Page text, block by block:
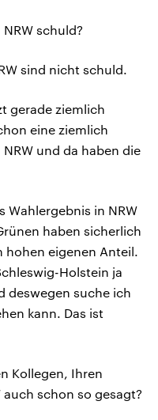
schuld?
sind nicht schuld.
gerade ziemlich
eine ziemlich
und da haben die
Wahlergebnis in NRW
haben sicherlich
hohen eigenen Anteil.
Holstein ja
deswegen suche ich
kann. Das ist
Kollegen, Ihren
schon so gesagt?